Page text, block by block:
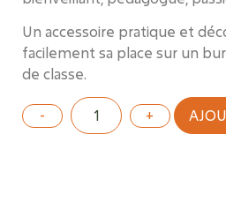
Un accessoire pratique et
facilement sa place sur un
de classe.